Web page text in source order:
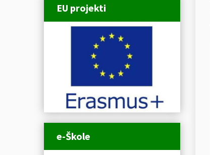
EU projekti
e-Škole